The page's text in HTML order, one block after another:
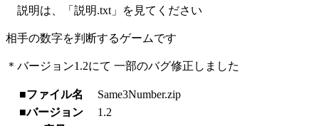
説明は、「説明.txt」を見てください
相手の数字を判断するゲームです
＊バージョン1.2にて 一部のバグ修正しました
■ファイル名
Same3Number.zip
■バージョン
1.2